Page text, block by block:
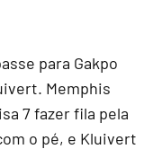
para Gakpo
Memphis
7 fazer fila pela
o pé, e Kluivert